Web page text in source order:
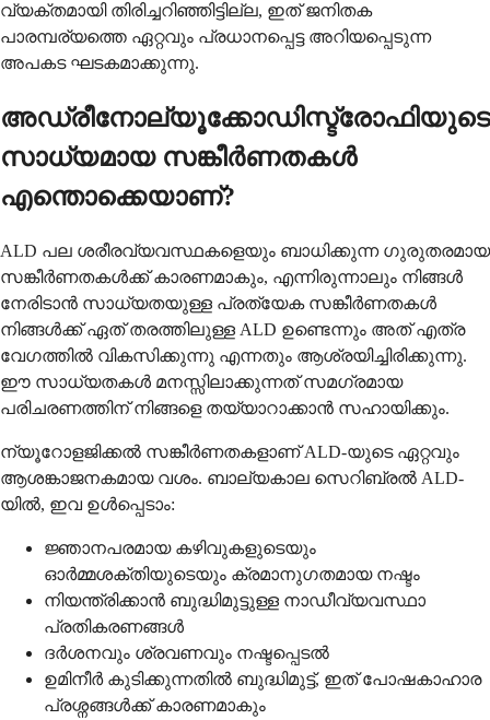
വ്യക്തമായി തിരിച്ചറിഞ്ഞിട്ടില്ല, ഇത് ജനിതക
പാരമ്പര്യത്തെ ഏറ്റവും പ്രധാനപ്പെട്ട അറിയപ്പെടുന്ന
അപകട ഘടകമാക്കുന്നു.
അഡ്രീനോല്യൂക്കോഡിസ്ട്രോഫിയുടെ
സാധ്യമായ സങ്കീർണതകൾ
എന്തൊക്കെയാണ്?
ALD പല ശരീരവ്യവസ്ഥകളെയും ബാധിക്കുന്ന ഗുരുതരമായ
സങ്കീർണതകൾക്ക് കാരണമാകും, എന്നിരുന്നാലും നിങ്ങൾ
നേരിടാൻ സാധ്യതയുള്ള പ്രത്യേക സങ്കീർണതകൾ
നിങ്ങൾക്ക് ഏത് തരത്തിലുള്ള ALD ഉണ്ടെന്നും അത് എത്ര
വേഗത്തിൽ വികസിക്കുന്നു എന്നതും ആശ്രയിച്ചിരിക്കുന്നു.
ഈ സാധ്യതകൾ മനസ്സിലാക്കുന്നത് സമഗ്രമായ
പരിചരണത്തിന് നിങ്ങളെ തയ്യാറാക്കാൻ സഹായിക്കും.
ന്യൂറോളജിക്കൽ സങ്കീർണതകളാണ് ALD-യുടെ ഏറ്റവും
ആശങ്കാജനകമായ വശം. ബാല്യകാല സെറിബ്രൽ ALD-
യിൽ, ഇവ ഉൾപ്പെടാം:
ജ്ഞാനപരമായ കഴിവുകളുടെയും
ഓർമ്മശക്തിയുടെയും ക്രമാനുഗതമായ നഷ്ടം
നിയന്ത്രിക്കാൻ ബുദ്ധിമുട്ടുള്ള നാഡീവ്യവസ്ഥാ
പ്രതികരണങ്ങൾ
ദർശനവും ശ്രവണവും നഷ്ടപ്പെടൽ
ഉമിനീർ കുടിക്കുന്നതിൽ ബുദ്ധിമുട്ട്, ഇത് പോഷകാഹാര
പ്രശ്നങ്ങൾക്ക് കാരണമാകും